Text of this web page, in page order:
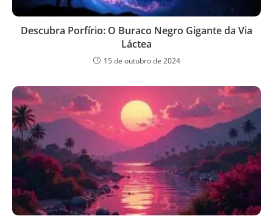
Descubra Porfírio: O Buraco Negro Gigante da Via
Láctea
15 de outubro de 2024